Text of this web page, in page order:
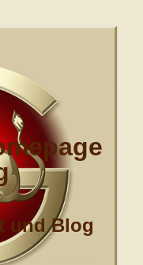
und Blog